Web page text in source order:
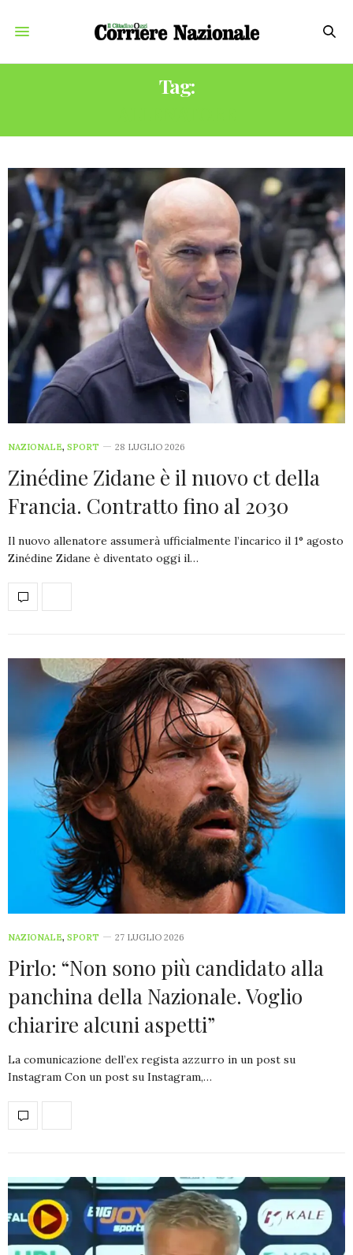
Tag:
NAZIONALE, SPORT 28 LUGLIO 2026
Zinédine Zidane è il nuovo ct della
Francia. Contratto fino al 2030
Il nuovo allenatore assumerà ufficialmente l’incarico il 1° agosto
Zinédine Zidane è diventato oggi il…
NAZIONALE, SPORT 27 LUGLIO 2026
Pirlo: “Non sono più candidato alla
panchina della Nazionale. Voglio
chiarire alcuni aspetti”
La comunicazione dell’ex regista azzurro in un post su
Instagram Con un post su Instagram,…